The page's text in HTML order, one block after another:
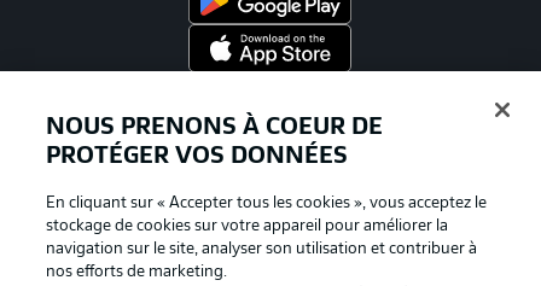
NOUS PRENONS À COEUR DE
PROTÉGER VOS DONNÉES
En cliquant sur « Accepter tous les cookies », vous acceptez le
stockage de cookies sur votre appareil pour améliorer la
navigation sur le site, analyser son utilisation et contribuer à
nos efforts de marketing.